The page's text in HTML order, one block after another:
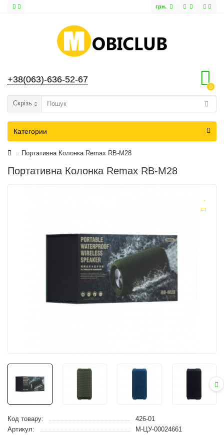
грн.
+38(063)-636-52-67
0
Скрізь
Категории
Портативна Колонка Remax RB-M28
Портативна Колонка Remax RB-M28
Код товару:
426-01
Артикул:
M-ЦУ-00024661